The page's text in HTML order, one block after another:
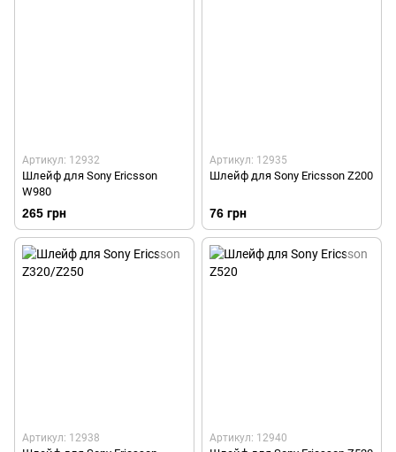
Артикул: 12932
Шлейф для Sony Ericsson
W980
265 грн
Артикул: 12935
Шлейф для Sony Ericsson Z200
76 грн
Артикул: 12938 Артикул: 12940